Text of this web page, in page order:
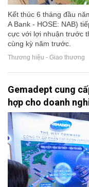
Kết thúc 6 tháng đầu
A Bank - HOSE: NAB)
cực với lợi nhuận trước
cùng kỳ năm trước.
Thương hiệu - Giao thương
Gemadept cung
hợp cho doanh